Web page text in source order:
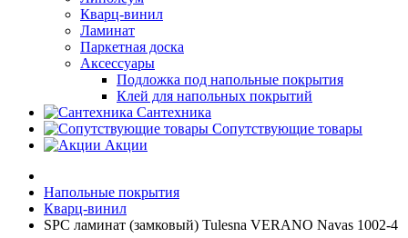
Кварц-винил
Ламинат
Паркетная доска
Аксессуары
Подложка под напольные покрытия
Клей для напольных покрытий
Сантехника
Сопутствующие товары
Акции
Напольные покрытия
Кварц-винил
SPC ламинат (замковый) Tulesna VERANO Navas 1002-4